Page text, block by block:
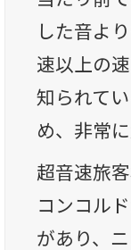
した音よ
速以上の
知られて
め、非常
超音速旅
コンコル
があり、